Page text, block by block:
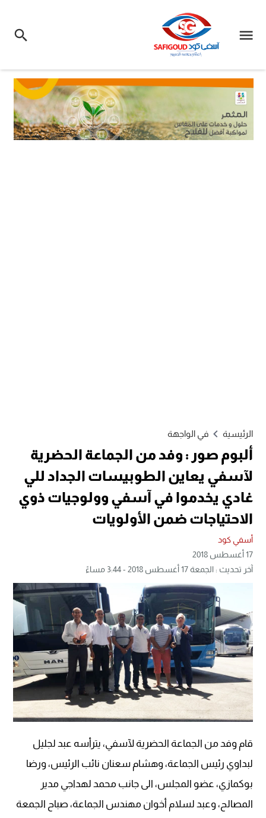
الرئيسية في الواجهة
ألبوم صور : وفد من الجماعة الحضرية
لآسفي يعاين الطوبيسات الجداد للي
غادي يخدموا في آسفي وولوجيات ذوي
الاحتياجات ضمن الأولويات
أسفي كود
17 أغسطس 2018
آخر تحديث : الجمعة 17 أغسطس 2018 - 3:44 مساءً
قام وفد من الجماعة الحضرية لآسفي، يترأسه عبد لجليل
لبداوي رئيس الجماعة، وهشام سعنان نائب الرئيس، ورضا
بوكمازي، عضو المجلس، الى جانب محمد لهداجي مدير
المصالح، وعبد لسلام أخوان مهندس الجماعة، صباح الجمعة